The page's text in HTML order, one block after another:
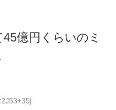
億円くらいのミ